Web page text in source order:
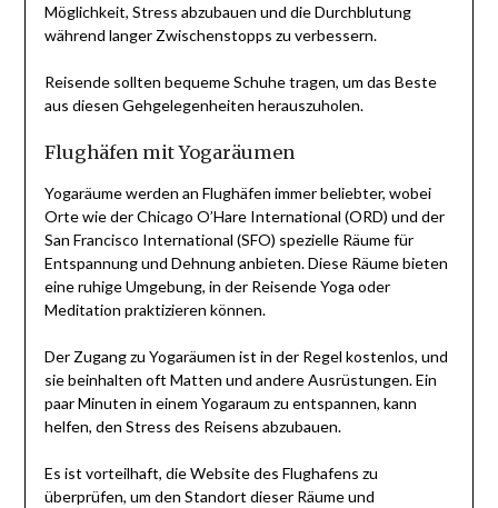
Möglichkeit, Stress abzubauen und die Durchblutung
während langer Zwischenstopps zu verbessern.
Reisende sollten bequeme Schuhe tragen, um das Beste
aus diesen Gehgelegenheiten herauszuholen.
Flughäfen mit Yogaräumen
Yogaräume werden an Flughäfen immer beliebter, wobei
Orte wie der Chicago O’Hare International (ORD) und der
San Francisco International (SFO) spezielle Räume für
Entspannung und Dehnung anbieten. Diese Räume bieten
eine ruhige Umgebung, in der Reisende Yoga oder
Meditation praktizieren können.
Der Zugang zu Yogaräumen ist in der Regel kostenlos, und
sie beinhalten oft Matten und andere Ausrüstungen. Ein
paar Minuten in einem Yogaraum zu entspannen, kann
helfen, den Stress des Reisens abzubauen.
Es ist vorteilhaft, die Website des Flughafens zu
überprüfen, um den Standort dieser Räume und